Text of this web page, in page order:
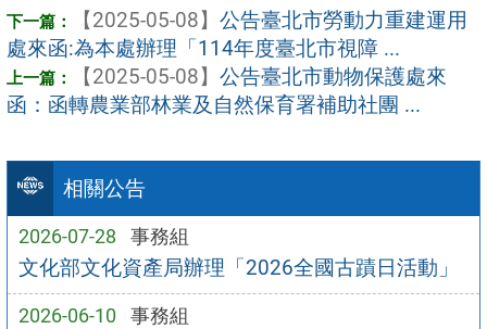
相關公告
2026-07-28 事務組
文化部文化資產局辦理「2026全國古蹟日活動」
2026-06-10 事務組
【2025-05-08】 公告臺北市勞動力重建運用
處來函:為本處辦理「114年度臺北市視障 ...
【2025-05-08】 公告臺北市動物保護處來
函：函轉農業部林業及自然保育署補助社團 ...